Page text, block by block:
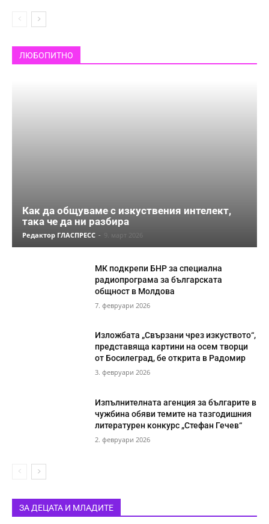
ЛЮБОПИТНО
Как да общуваме с изкуствения интелект,
така че да ни разбира
Редактор ГЛАСПРЕСС - 9. март 2026
МК подкрепи БНР за специална
радиопрограма за българската
общност в Молдова
7. февруари 2026
Изложбата „Свързани чрез изкуството“,
представяща картини на осем творци
от Босилеград, бе открита в Радомир
3. февруари 2026
Изпълнителната агенция за българите в
чужбина обяви темите на тазгодишния
литературен конкурс „Стефан Гечев“
2. февруари 2026
ЗА ДЕЦАТА И МЛАДИТЕ